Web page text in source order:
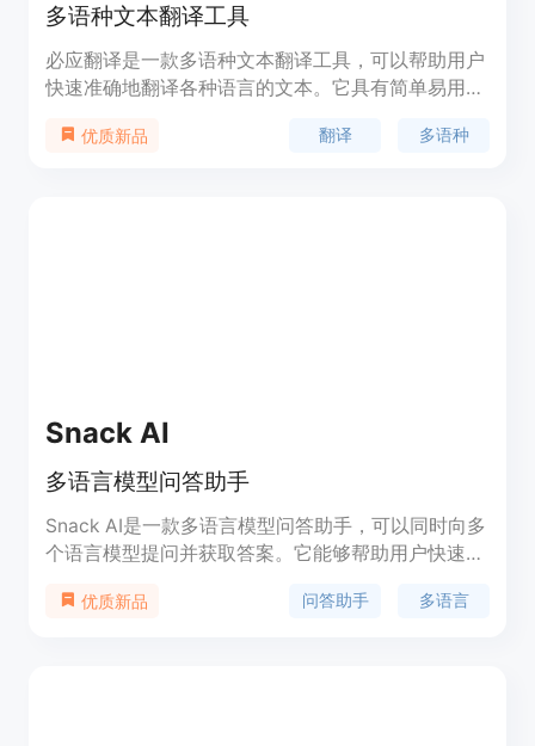
多语种文本翻译工具
必应翻译是一款多语种文本翻译工具，可以帮助用户
快速准确地翻译各种语言的文本。它具有简单易用、
付费版本，付费版本提供更多高级功能。定位于个人
优质新品 翻译 多语种
Snack AI
多语言模型问答助手
Snack AI是一款多语言模型问答助手，可以同时向多
个语言模型提问并获取答案。它能够帮助用户快速获
Snack AI的定价灵活多样，适合个人用户和企业用户
优质新品 问答助手 多语言